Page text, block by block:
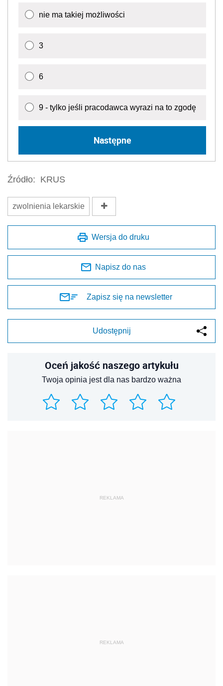
nie ma takiej możliwości
3
6
9 - tylko jeśli pracodawca wyrazi na to zgodę
Następne
Źródło: KRUS
zwolnienia lekarskie
Wersja do druku
Napisz do nas
Zapisz się na newsletter
Udostępnij
Oceń jakość naszego artykułu
Twoja opinia jest dla nas bardzo ważna
REKLAMA
REKLAMA